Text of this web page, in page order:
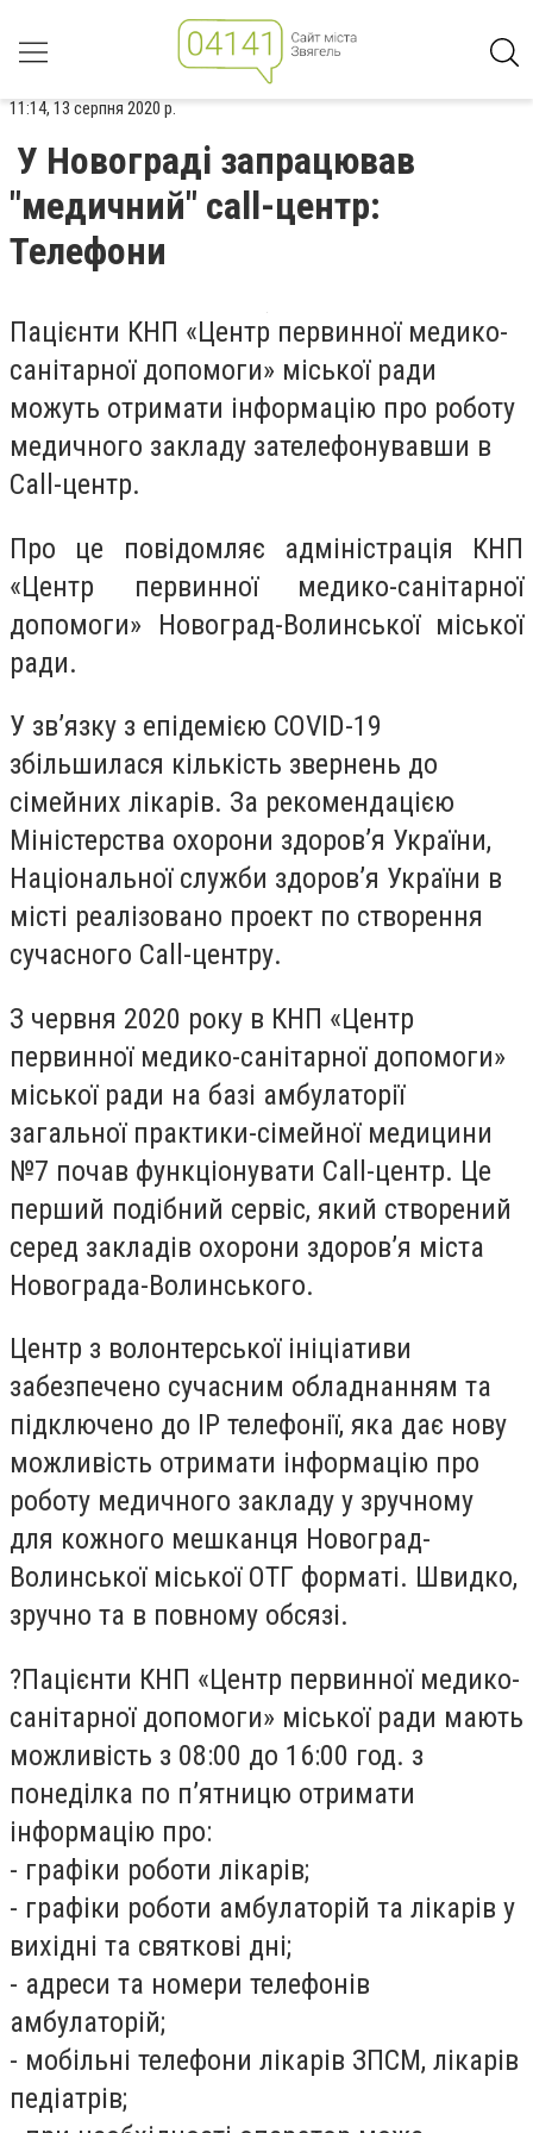
11:14, 13 серпня 2020 р.
У Новограді запрацював
"медичний" сall-центр:
Телефони
Пацієнти КНП «Центр первинної медико-
санітарної допомоги» міської ради
можуть отримати інформацію про роботу
медичного закладу зателефонувавши в
Call-центр.
Про це повідомляє адміністрація КНП
«Центр первинної медико-санітарної
допомоги» Новоград-Волинської міської
ради.
У зв’язку з епідемією COVID-19
збільшилася кількість звернень до
сімейних лікарів. За рекомендацією
Міністерства охорони здоров’я України,
Національної служби здоров’я України в
місті реалізовано проект по створення
сучасного Call-центру.
З червня 2020 року в КНП «Центр
первинної медико-санітарної допомоги»
міської ради на базі амбулаторії
загальної практики-сімейної медицини
№7 почав функціонувати Call-центр. Це
перший подібний сервіс, який створений
серед закладів охорони здоров’я міста
Новограда-Волинського.
Центр з волонтерської ініціативи
забезпечено сучасним обладнанням та
підключено до IP телефонії, яка дає нову
можливість отримати інформацію про
роботу медичного закладу у зручному
для кожного мешканця Новоград-
Волинської міської ОТГ форматі. Швидко,
зручно та в повному обсязі.
?Пацієнти КНП «Центр первинної медико-
санітарної допомоги» міської ради мають
можливість з 08:00 до 16:00 год. з
понеділка по п’ятницю отримати
інформацію про:
- графіки роботи лікарів;
- графіки роботи амбулаторій та лікарів у
вихідні та святкові дні;
- адреси та номери телефонів
амбулаторій;
- мобільні телефони лікарів ЗПСМ, лікарів
педіатрів;